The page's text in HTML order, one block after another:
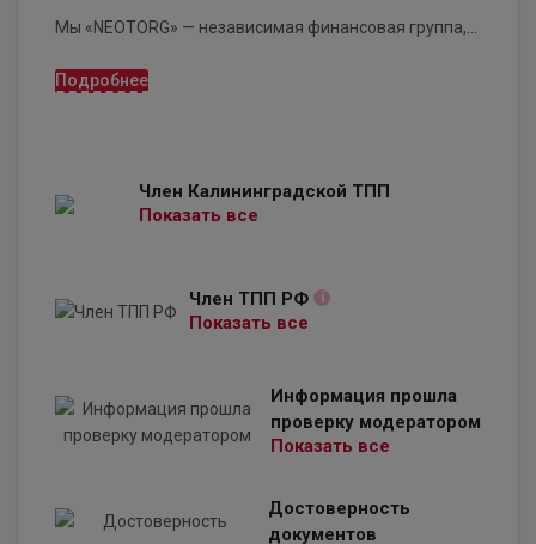
Мы «NEOTORG» — независимая финансовая группа,...
Подробнее
Член Калининградской ТПП
Показать все
Член ТПП РФ i
Показать все
Информация прошла
проверку модератором
Показать все
Достоверность
документов